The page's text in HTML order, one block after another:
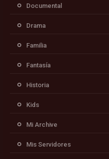
Documental
Drama
Familia
Fantasía
Historia
Kids
Mi Archive
Mis Servidores